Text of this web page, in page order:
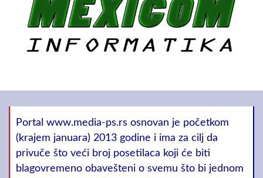
Portal www.media-ps.rs osnovan je početkom
(krajem januara) 2013 godine i ima za cilj da
privuče što veći broj posetilaca koji će biti
blagovremeno obavešteni o svemu što bi jednom